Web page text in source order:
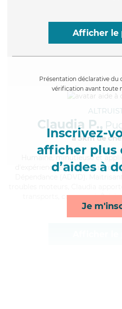
Afficher le
Présentation déclarative du
vérification avant toute
Inscrivez-
afficher plus
d’aides à
Je
Claudia P.,
à 5km de
, minutieuse et
d'expérience et possède un
transports, compagnie/